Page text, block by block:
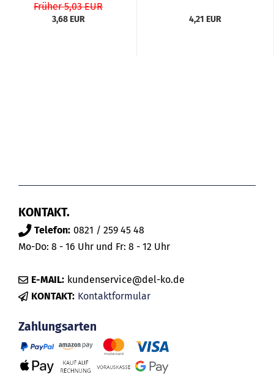
Früher 5,03 EUR
3,68 EUR 4,21 EUR
KONTAKT.
Telefon: 0821 / 259 45 48
Mo-Do: 8 - 16 Uhr und Fr: 8 - 12 Uhr
E-MAIL: kundenservice@del-ko.de
KONTAKT: Kontaktformular
Zahlungsarten